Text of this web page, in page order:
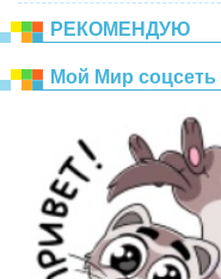
РЕКОМЕНДУЮ
Mой Mир соцсеть